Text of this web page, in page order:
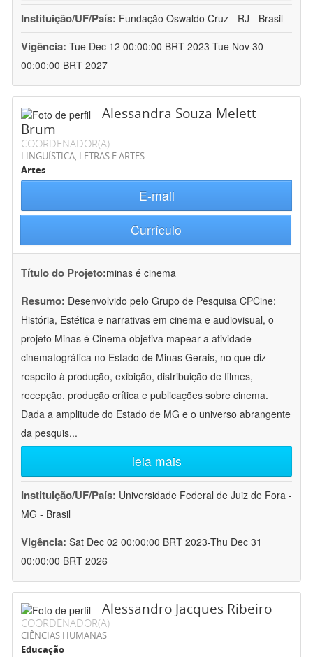
Instituição/UF/País: Fundação Oswaldo Cruz - RJ - Brasil
Vigência: Tue Dec 12 00:00:00 BRT 2023-Tue Nov 30
00:00:00 BRT 2027
Alessandra Souza Melett
Brum
COORDENADOR(A)
LINGÜÍSTICA, LETRAS E ARTES
Artes
E-mail
Currículo
Título do Projeto:minas é cinema
Resumo: Desenvolvido pelo Grupo de Pesquisa CPCine:
História, Estética e narrativas em cinema e audiovisual, o
projeto Minas é Cinema objetiva mapear a atividade
cinematográfica no Estado de Minas Gerais, no que diz
respeito à produção, exibição, distribuição de filmes,
recepção, produção crítica e publicações sobre cinema.
Dada a amplitude do Estado de MG e o universo abrangente
da pesquis...
leia mais
Instituição/UF/País: Universidade Federal de Juiz de Fora -
MG - Brasil
Vigência: Sat Dec 02 00:00:00 BRT 2023-Thu Dec 31
00:00:00 BRT 2026
Alessandro Jacques Ribeiro
COORDENADOR(A)
CIÊNCIAS HUMANAS
Educação